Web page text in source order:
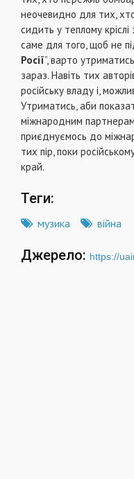
неочевидно для тих, хто
сидить у теплому
саме для того, щоб не
Росії”, варто
зараз. Навіть тих
російську владу і,
Утриматись, аби
міжнародним
приєднуємось до
тих пір, поки
край.
Теги:
музика війна
Джерело: https://